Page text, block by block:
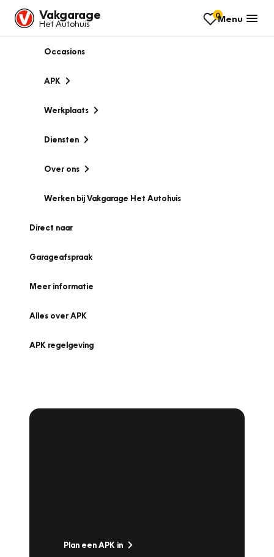
Vakgarage
Het Autohuis
0Menu
Occasions
APK
Werkplaats
Diensten
Over ons
Werken bij Vakgarage Het Autohuis
Direct naar
Garageafspraak
Meer informatie
Alles over APK
APK regelgeving
Plan een APK in